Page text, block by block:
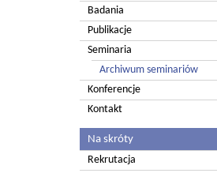
Badania
Publikacje
Seminaria
Archiwum seminariów
Konferencje
Kontakt
Na skróty
Rekrutacja